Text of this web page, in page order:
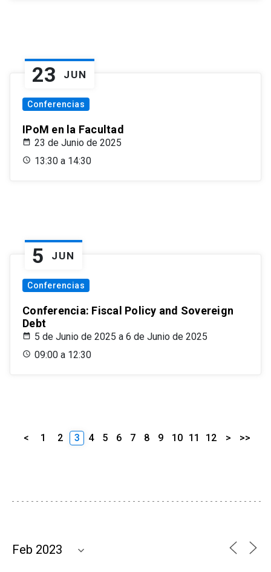
23 JUN
Conferencias
IPoM en la Facultad
23 de Junio de 2025
13:30 a 14:30
5 JUN
Conferencias
Conferencia: Fiscal Policy and Sovereign
Debt
5 de Junio de 2025 a 6 de Junio de 2025
09:00 a 12:30
< 1 2 3 4 5 6 7 8 9 10 11 12 > >>